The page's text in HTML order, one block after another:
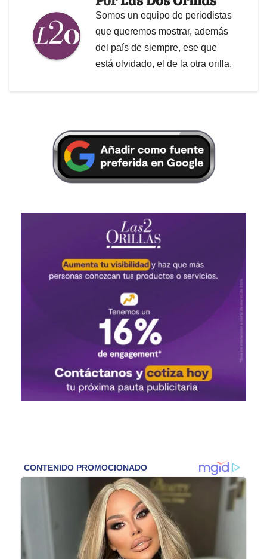
Somos un equipo de periodistas
que queremos mostrar, además
del país de siempre, ese que
está olvidado, el de la otra orilla.